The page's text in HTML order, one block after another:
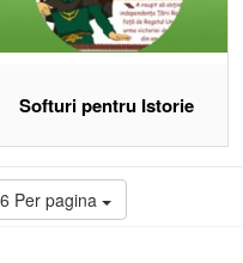
istorice studiate
pe CD cu animații și
Softuri pentru Istorie
Per pagina